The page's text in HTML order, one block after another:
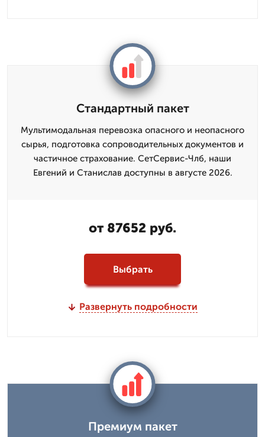
Стандартный пакет
Мультимодальная перевозка опасного и неопасного
сырья, подготовка сопроводительных документов и
частичное страхование. СетСервис-Члб, наши
Евгений и Станислав доступны в августе 2026.
от 87652 руб.
Выбрать
Развернуть подробности
Премиум пакет